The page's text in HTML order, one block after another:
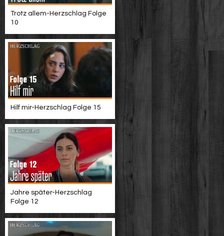
Trotz allem-Herzschlag Folge
10
Hilf mir-Herzschlag Folge 15
Jahre später-Herzschlag
Folge 12